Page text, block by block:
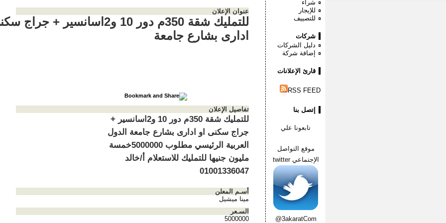
عنوان الإعلان
للتمليك شقة 350م دور 10 و2اسانسير +
ادارى بشارع جامعة
تفاصيل الإعلان
للتمليك شقة 350م دور 10 و2اسانسير +
جراج سكنى او ادارى بشارع جامعة الدول
العربية الرئيسي مطلوب 5000000خمسة
مليون جنيها للتمليك للاستعلام أ/خالد
01001336047
أسـم المعلن
مينا ميشيل
السـعر
5000000
شراء
للإيجار
للتصييف
شركات
دليل الشركات
إضافة شركة
قارئ الإعلانات
RSS FEED
إتصل بنا
تابعونا علي
موقع التواصل
الإجتماعي twitter
@3akaratCom